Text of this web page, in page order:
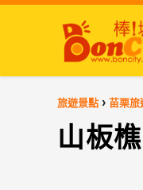
旅遊景點 › 苗栗旅
山板